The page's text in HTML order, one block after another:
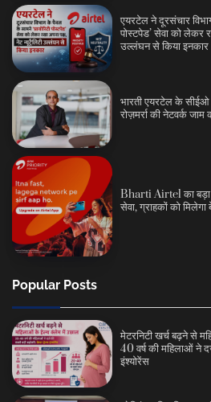
एयरटेल ने दूरसंचार
पोस्टपेड’ सेवा को लेकर
उल्लंघन से किया इनकार
भारती एयरटेल के सीईओ
रोज़मर्रा की नेटवर्क
Bharti Airtel का बड़ा
सेवा, ग्राहकों को
Popular Posts
मेटरनिटी खर्च बढ़ने से
40 वर्ष की महिलाओं ने
इंश्योरेंस